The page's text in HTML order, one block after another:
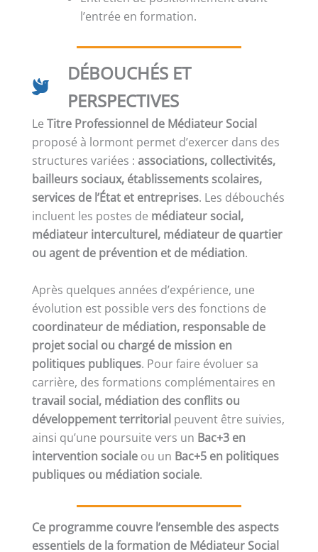
l’entrée en formation.
DÉBOUCHÉS ET
PERSPECTIVES
Le Titre Professionnel de Médiateur Social
proposé à lormont permet d’exercer dans des
structures variées : associations, collectivités,
bailleurs sociaux, établissements scolaires,
services de l’État et entreprises. Les débouchés
incluent les postes de médiateur social,
médiateur interculturel, médiateur de quartier
ou agent de prévention et de médiation.
Après quelques années d’expérience, une
évolution est possible vers des fonctions de
coordinateur de médiation, responsable de
projet social ou chargé de mission en
politiques publiques. Pour faire évoluer sa
carrière, des formations complémentaires en
travail social, médiation des conflits ou
développement territorial peuvent être suivies,
ainsi qu’une poursuite vers un Bac+3 en
intervention sociale ou un Bac+5 en politiques
publiques ou médiation sociale.
Ce programme couvre l’ensemble des aspects
essentiels de la formation de Médiateur Social